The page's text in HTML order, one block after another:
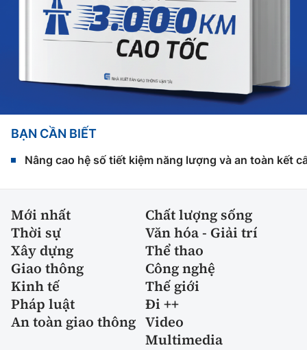
BẠN CẦN BIẾT
Nâng cao hệ số tiết kiệm năng lượng và an toàn kết
Mới nhất
Chất lượng sống
Thời sự
Văn hóa - Giải trí
Xây dựng
Thể thao
Giao thông
Công nghệ
Kinh tế
Thế giới
Pháp luật
Đi ++
An toàn giao thông Video
Multimedia